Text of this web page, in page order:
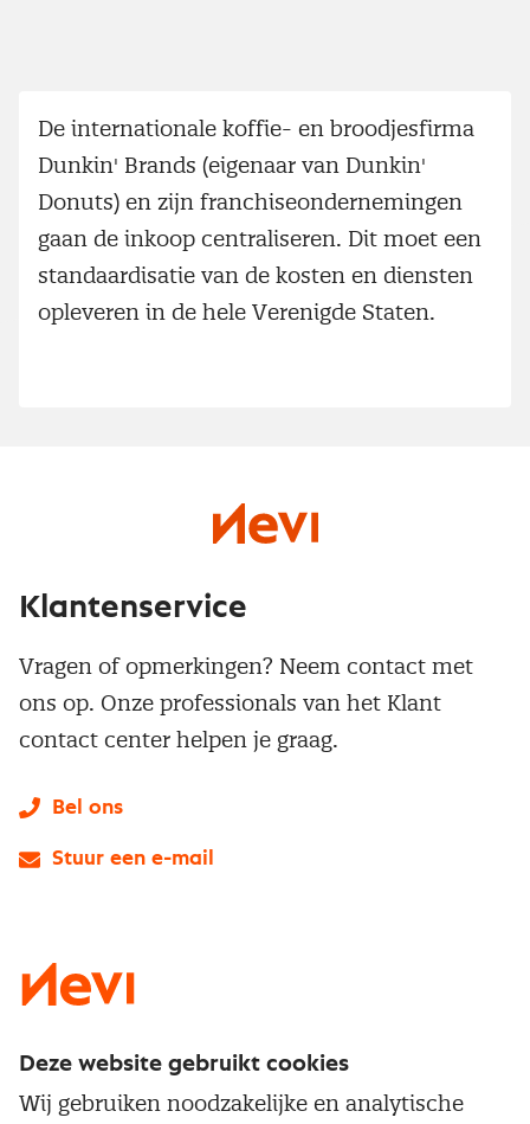
De internationale koffie- en broodjesfirma
Dunkin' Brands (eigenaar van Dunkin'
Donuts) en zijn franchiseondernemingen
gaan de inkoop centraliseren. Dit moet een
standaardisatie van de kosten en diensten
opleveren in de hele Verenigde Staten.
Klantenservice
Vragen of opmerkingen? Neem contact met
ons op. Onze professionals van het Klant
contact center helpen je graag.
Bel ons
Stuur een e-mail
Deze website gebruikt cookies
Wij gebruiken noodzakelijke en analytische